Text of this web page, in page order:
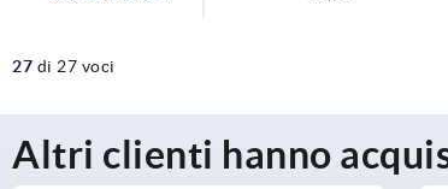
27 di 27 voci
Altri clienti hanno